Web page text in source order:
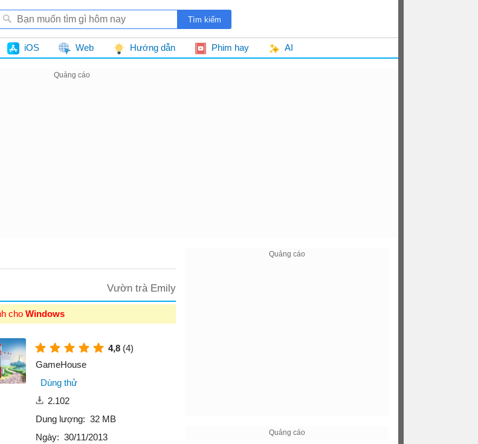
iOS Web Hướng dẫn Phim hay AI
Vườn trà Emily
cho Windows
4,8 (4)
GameHouse
Dùng thử
2.102
Dung lượng: 32 MB
Ngày: 30/11/2013